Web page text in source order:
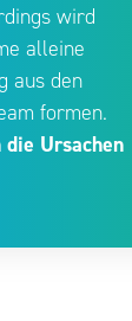
wird
alleine
aus den
formen.
die Ursachen